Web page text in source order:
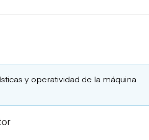
y operatividad de la máquina